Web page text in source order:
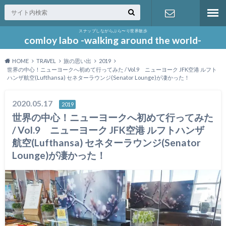
スナップしながらぶら〜り世界散歩
comloy labo -walking around the world-
お問い合わ
HOME TRAVEL 旅の思い出
2019
世界の中心！ニューヨークへ初めて行ってみた / Vol.9 ニューヨーク JFK空港 ルフト
ハンザ航空(Lufthansa) セネターラウンジ(Senator Lounge)が凄かった！
2020.05.17 2019
世界の中心！ニューヨークへ初めて行ってみた
/ Vol.9 ニューヨーク JFK空港 ルフトハンザ
航空(Lufthansa) セネターラウンジ(Senator
Lounge)が凄かった！